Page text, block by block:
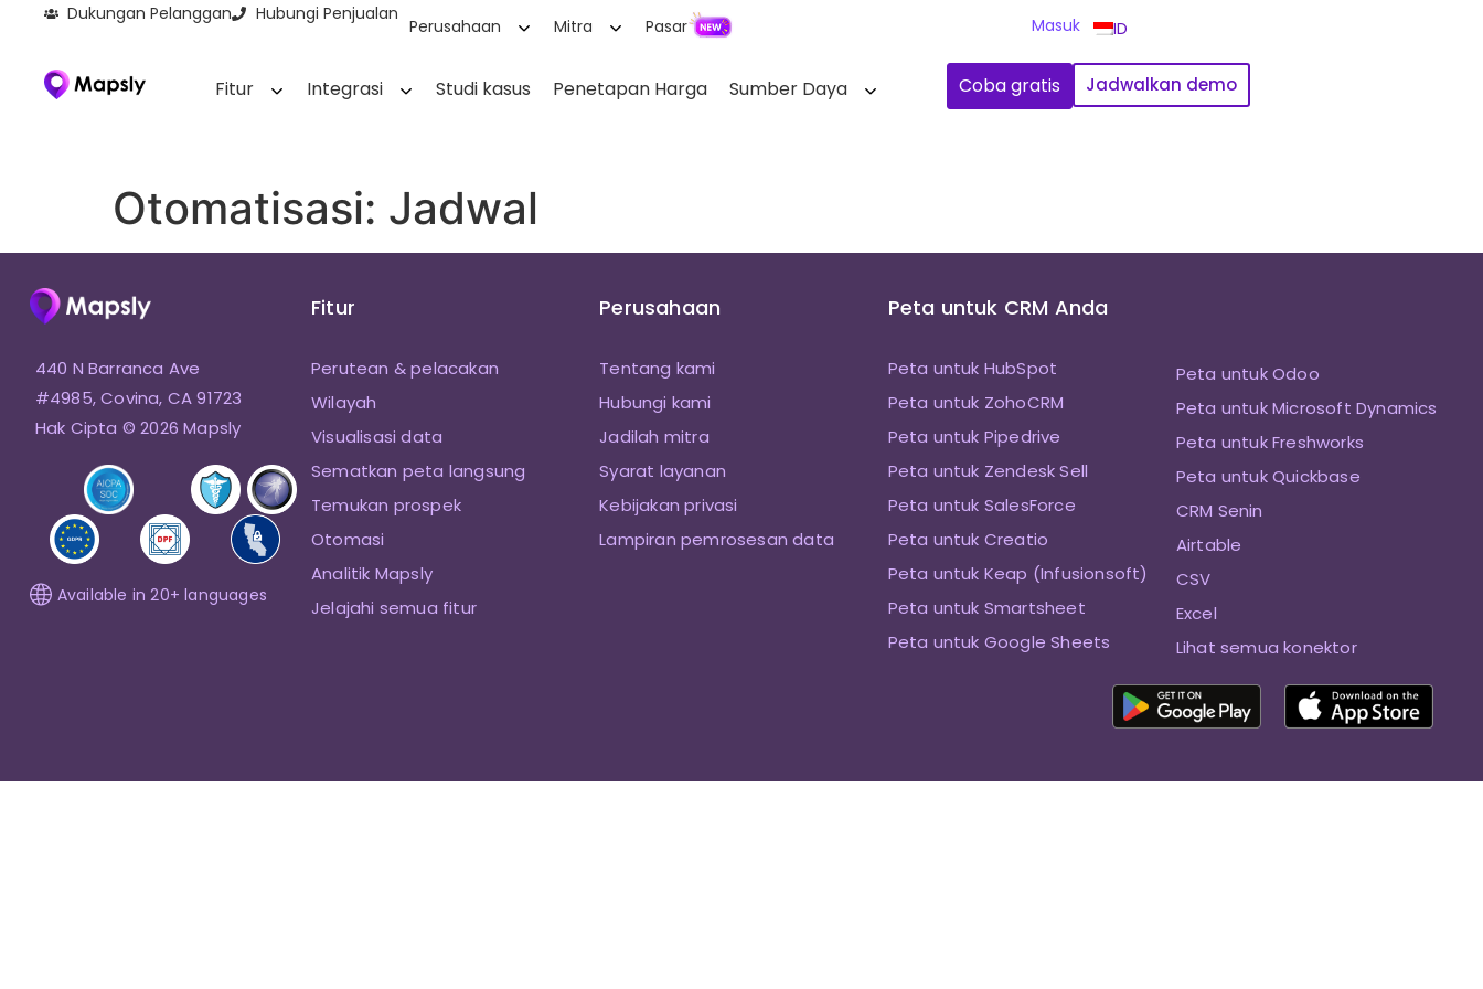
Dukungan Pelanggan Hubungi Penjualan
Perusahaan Mitra Pasar Masuk ID
Fitur Integrasi Studi kasus Penetapan Harga Sumber Daya Coba gratis Jadwalkan demo
Otomatisasi: Jadwal
440 N Barranca Ave
#4985, Covina, CA 91723
Hak Cipta © 2026 Mapsly
Available in 20+ languages
Fitur
Perutean & pelacakan
Wilayah
Visualisasi data
Sematkan peta langsung
Temukan prospek
Otomasi
Analitik Mapsly
Jelajahi semua fitur
Perusahaan
Tentang kami
Hubungi kami
Jadilah mitra
Syarat layanan
Kebijakan privasi
Lampiran pemrosesan data
Peta untuk CRM Anda
Peta untuk HubSpot
Peta untuk ZohoCRM
Peta untuk Pipedrive
Peta untuk Zendesk Sell
Peta untuk SalesForce
Peta untuk Creatio
Peta untuk Keap (Infusionsoft)
Peta untuk Smartsheet
Peta untuk Google Sheets
Peta untuk Odoo
Peta untuk Microsoft Dynamics
Peta untuk Freshworks
Peta untuk Quickbase
CRM Senin
Airtable
CSV
Excel
Lihat semua konektor